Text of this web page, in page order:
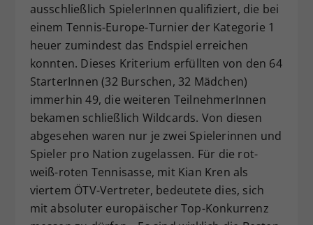
ausschließlich SpielerInnen qualifiziert, die bei
einem Tennis-Europe-Turnier der Kategorie 1
heuer zumindest das Endspiel erreichen
konnten. Dieses Kriterium erfüllten von den 64
StarterInnen (32 Burschen, 32 Mädchen)
immerhin 49, die weiteren TeilnehmerInnen
bekamen schließlich Wildcards. Von diesen
abgesehen waren nur je zwei Spielerinnen und
Spieler pro Nation zugelassen. Für die rot-
weiß-roten Tennisasse, mit Kian Kren als
viertem ÖTV-Vertreter, bedeutete dies, sich
mit absoluter europäischer Top-Konkurrenz